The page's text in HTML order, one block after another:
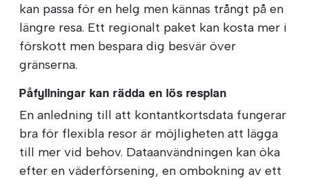
kan passa för en helg men kännas trångt på en
längre resa. Ett regionalt paket kan kosta mer i
förskott men bespara dig besvär över
gränserna.
Påfyllningar kan rädda en lös resplan
En anledning till att kontantkortsdata fungerar
bra för flexibla resor är möjligheten att lägga
till mer vid behov. Dataanvändningen kan öka
efter en väderförsening, en ombokning av ett